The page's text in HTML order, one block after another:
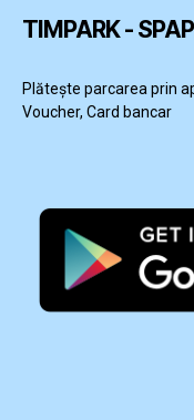
TIMPARK -
Plătește parcarea prin
Voucher, Card bancar